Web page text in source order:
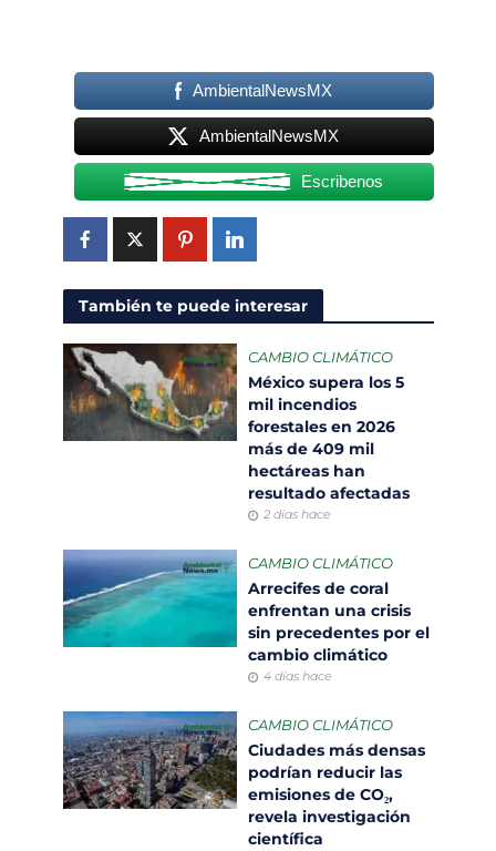
AmbientalNewsMX
AmbientalNewsMX
Escribenos
También te puede interesar
CAMBIO CLIMÁTICO
México supera los 5
mil incendios
forestales en 2026
más de 409 mil
hectáreas han
resultado afectadas
2 días hace
CAMBIO CLIMÁTICO
Arrecifes de coral
enfrentan una crisis
sin precedentes por el
cambio climático
4 días hace
CAMBIO CLIMÁTICO
Ciudades más densas
podrían reducir las
emisiones de CO₂,
revela investigación
científica